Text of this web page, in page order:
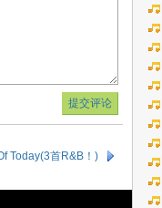
Today(3首R&B！)